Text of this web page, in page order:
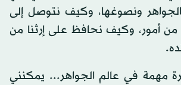
ونصوغها، وكيف نتوصل إلى
من أمور، وكيف نحافظ على إرثنا من
مهمة في عالم الجواهر... يمكنني